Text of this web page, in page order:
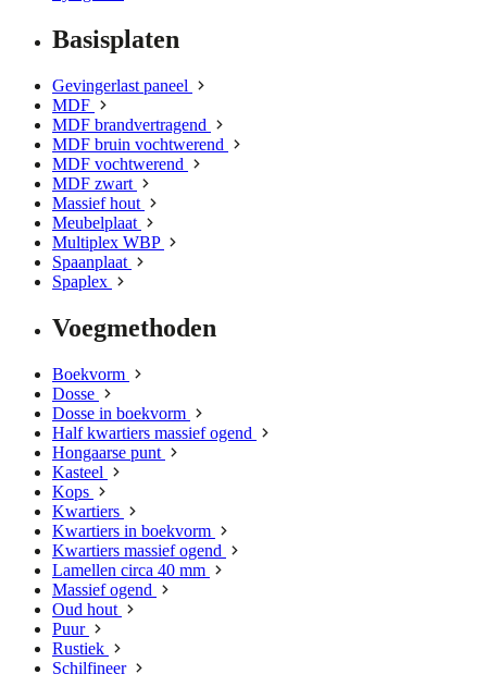
Basisplaten
Gevingerlast paneel
MDF
MDF brandvertragend
MDF bruin vochtwerend
MDF vochtwerend
MDF zwart
Massief hout
Meubelplaat
Multiplex WBP
Spaanplaat
Spaplex
Voegmethoden
Boekvorm
Dosse
Dosse in boekvorm
Half kwartiers massief ogend
Hongaarse punt
Kasteel
Kops
Kwartiers
Kwartiers in boekvorm
Kwartiers massief ogend
Lamellen circa 40 mm
Massief ogend
Oud hout
Puur
Rustiek
Schilfineer